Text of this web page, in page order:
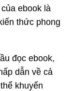
ebook là
thức phong
đọc ebook,
dẫn về cả
khuyến